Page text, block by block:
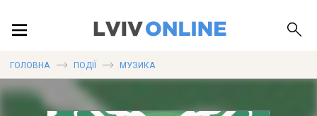
ЛОКАЦІЇ
ГОЛОВНА ПОДІЇ МУЗИКА